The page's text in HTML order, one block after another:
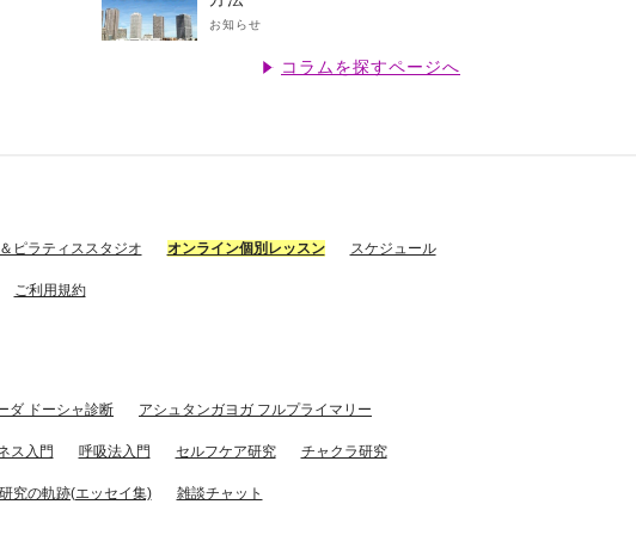
お知らせ
コラムを探すページへ
ピラティススタジオ オンライン個別レッスン スケジュール
ご利用規約
ダ ドーシャ診断 アシュタンガヨガ フルプライマリー
ス入門 呼吸法入門 セルフケア研究 チャクラ研究
研究の軌跡(エッセイ集) 雑談チャット